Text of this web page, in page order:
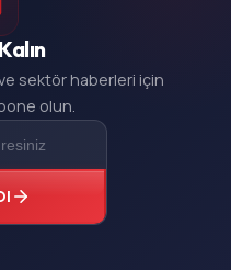
sektör haberleri için
olun.